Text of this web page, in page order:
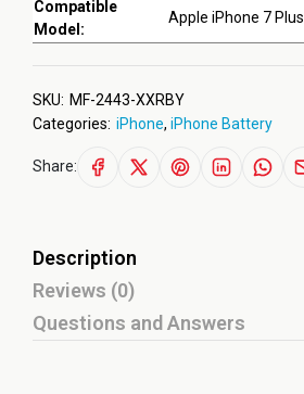
Compatible
Model:
Apple iPhone 7 Plus
SKU: MF-2443-XXRBY
Categories: iPhone, iPhone Battery
Share:
Description
Reviews (0)
Questions and Answers